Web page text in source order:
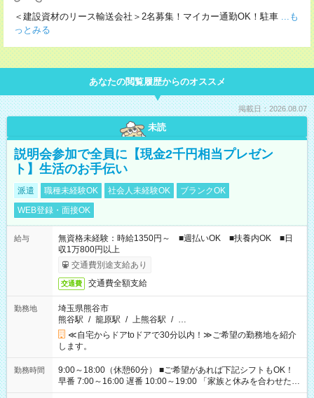
＜建設資材のリース輸送会社＞2名募集！マイカー通勤OK！駐車 ...も
っとみる
あなたの閲覧履歴からのオススメ
掲載日：2026.08.07
未読
説明会参加で全員に【現金2千円相当プレゼン
ト】生活のお手伝い
派遣 職種未経験OK 社会人未経験OK
ブランクOK
WEB登録・面接OK
給与
無資格未経験：時給1350円～ ■週払いOK ■扶養内OK ■日
収1万800円以上
交通費別途支給あり
交通費 交通費全額支給
勤務地
埼玉県熊谷市
熊谷駅 / 籠原駅 / 上熊谷駅 / …
≪自宅からドアtoドアで30分以内！≫ご希望の勤務地を紹介
します。
勤務時間
9:00～18:00（休憩60分） ■ご希望があれば下記シフトもOK！
早番 7:00～16:00 遅番 10:00～19:00 「家族と休みを合わせた
い」 「余裕を持って夕飯の準備がしたい」 「できれば残業はし